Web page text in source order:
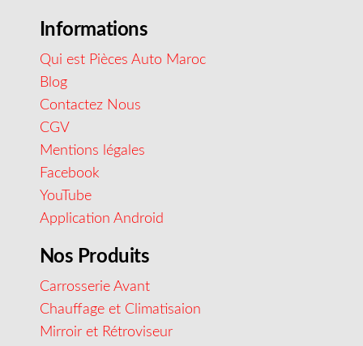
Informations
Qui est Pièces Auto Maroc
Blog
Contactez Nous
CGV
Mentions légales
Facebook
YouTube
Application Android
Nos Produits
Carrosserie Avant
Chauffage et Climatisaion
Mirroir et Rétroviseur